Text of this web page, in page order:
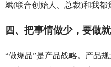
斌(联合创始人、总裁)和我都
四、把事情做少，要做
“做爆品”是产品战略。产品